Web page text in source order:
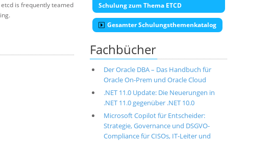
is frequently teamed
Schulung zum Thema ETCD
Gesamter Schulungsthemenkatalog
Fachbücher
Der Oracle DBA – Das Handbuch für
Oracle On-Prem und Oracle Cloud
.NET 11.0 Update: Die Neuerungen in
.NET 11.0 gegenüber .NET 10.0
Microsoft Copilot für Entscheider:
Strategie, Governance und DSGVO-
Compliance für CISOs, IT-Leiter und